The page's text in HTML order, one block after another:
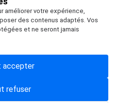
améliorer votre expérience,
des contenus adaptés. Vos
et ne seront jamais
refuser
accepter